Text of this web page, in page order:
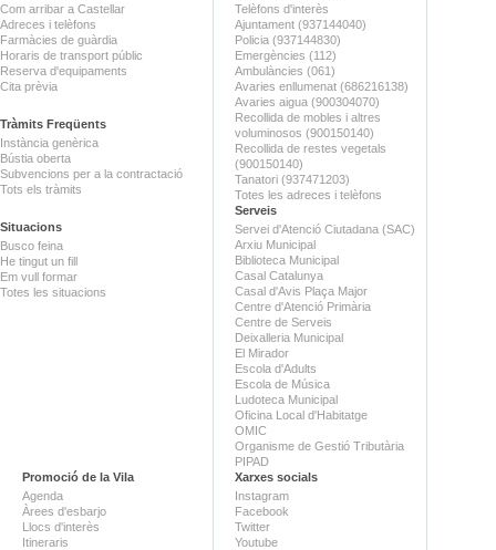
Com arribar a Castellar
Adreces i telèfons
Farmàcies de guàrdia
Horaris de transport públic
Reserva d'equipaments
Cita prèvia
Tràmits Freqüents
Instància genèrica
Bústia oberta
Subvencions per a la contractació
Tots els tràmits
Situacions
Busco feina
He tingut un fill
Em vull formar
Totes les situacions
Telèfons d'interès
Ajuntament (937144040)
Policia (937144830)
Emergències (112)
Ambulàncies (061)
Avaries enllumenat (686216138)
Avaries aigua (900304070)
Recollida de mobles i altres
voluminosos (900150140)
Recollida de restes vegetals
(900150140)
Tanatori (937471203)
Totes les adreces i telèfons
Serveis
Servei d'Atenció Ciutadana (SAC)
Arxiu Municipal
Biblioteca Municipal
Casal Catalunya
Casal d'Avis Plaça Major
Centre d'Atenció Primària
Centre de Serveis
Deixalleria Municipal
El Mirador
Escola d'Adults
Escola de Música
Ludoteca Municipal
Oficina Local d'Habitatge
OMIC
Organisme de Gestió Tributària
PIPAD
Promoció de la Vila
Agenda
Àrees d'esbarjo
Llocs d'interès
Itineraris
Xarxes socials
Instagram
Facebook
Twitter
Youtube